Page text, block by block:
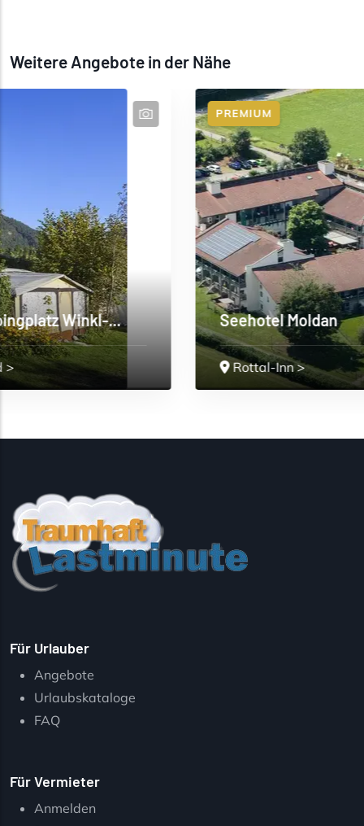
Weitere Angebote in der Nähe
Seehotel Moldan
Rottal-Inn
Für Urlauber
Angebote
Urlaubskataloge
FAQ
Für Vermieter
Anmelden